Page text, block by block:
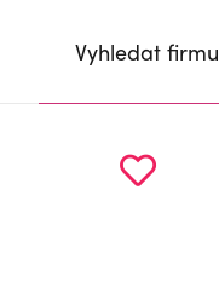
Vyhledat firmu